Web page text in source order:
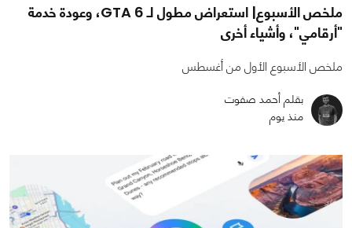
ملخص الأسبوع| استعراض مطول لـ GTA 6، وعودة خدمة
"أرقامي"، وأشياء أخرى
ملخص الأسبوع الأول من أغسطس
بقلم أحمد صفوت
منذ يوم